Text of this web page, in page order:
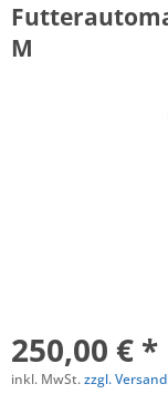
M
250,00 € *
inkl. MwSt.zzgl.